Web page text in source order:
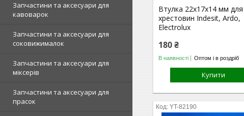
Запчастини та аксесуари для
кавоварок
Запчастини та аксесуари для
соковижималок
Запчастини та аксесуари для
міксерів
Запчастини та аксесуари для
прасок
Втулка 22x17x14 мм для
хрестовин Indesit, Ardo,
Electrolux
180 ₴
В наявності Оптом і в роздріб
Купити
YT-82190